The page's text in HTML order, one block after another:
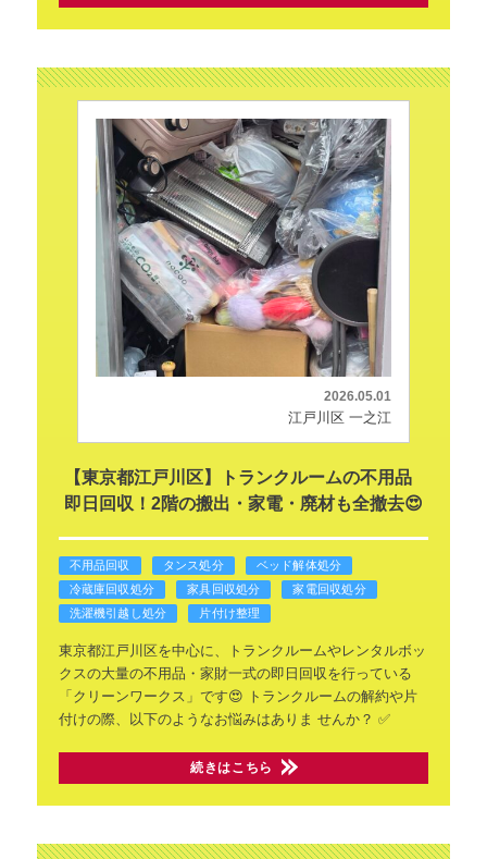
2026.05.01
江戸川区 一之江
【東京都江戸川区】トランクルームの不用品
即日回収！2階の搬出・家電・廃材も全撤去😍
不用品回収 タンス処分
ベッド解体処分
冷蔵庫回収処分
家具回収処分
家電回収処分
洗濯機引越し処分
片付け整理
東京都江戸川区を中心に、トランクルームやレンタルボッ
クスの大量の不用品・家財一式の即日回収を行っている
「クリーンワークス」です😍 トランクルームの解約や片
付けの際、以下のようなお悩みはありま せんか？ ✅
続きはこちら